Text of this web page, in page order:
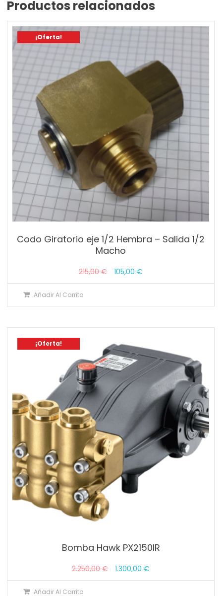
Productos relacionados
¡Oferta!
Codo Giratorio eje 1/2 Hembra – Salida 1/2
Macho
215,00€
El
precio
era:
105,00€
precio
es:
Añadir Al Carrito
¡Oferta!
Bomba Hawk PX2150IR
2.250,00€
El
precio
1.300,00€
precio
Añadir Al Carrito